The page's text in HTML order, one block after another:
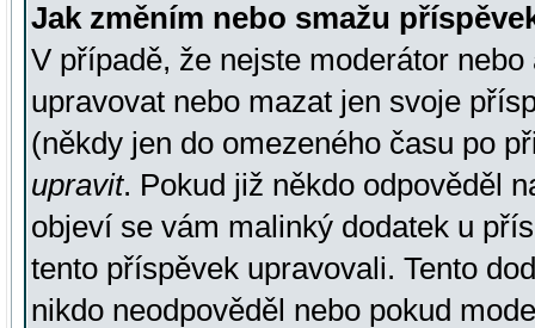
Jak změním nebo smažu
V případě, že nejste moderátor
upravovat nebo mazat jen svoje
(někdy jen do omezeného času po
upravit. Pokud již někdo odpověděl
objeví se vám malinký dodatek u
tento příspěvek upravovali. Tento
nikdo neodpověděl nebo pokud